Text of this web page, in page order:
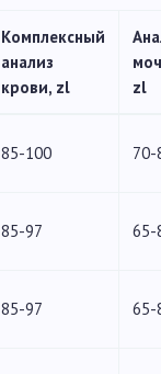
Комплексный
анализ
крови, zl
zl
85-100 70-
85-97 65-
85-97 65-